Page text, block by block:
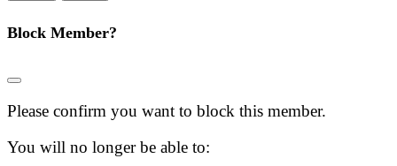
Block Member?
Please confirm you want to block this member.
You will no longer be able to: